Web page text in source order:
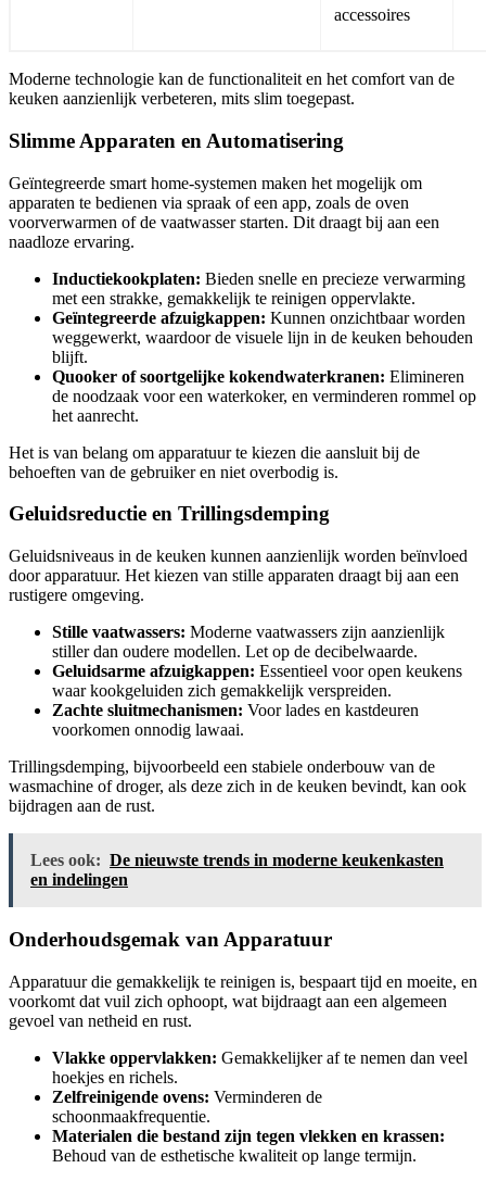
accessoires
Moderne technologie kan de functionaliteit en het comfort van de
keuken aanzienlijk verbeteren, mits slim toegepast.
Slimme Apparaten en Automatisering
Geïntegreerde smart home-systemen maken het mogelijk om
apparaten te bedienen via spraak of een app, zoals de oven
voorverwarmen of de vaatwasser starten. Dit draagt bij aan een
naadloze ervaring.
Inductiekookplaten: Bieden snelle en precieze verwarming
met een strakke, gemakkelijk te reinigen oppervlakte.
Geïntegreerde afzuigkappen: Kunnen onzichtbaar worden
weggewerkt, waardoor de visuele lijn in de keuken behouden
blijft.
Quooker of soortgelijke kokendwaterkranen: Elimineren
de noodzaak voor een waterkoker, en verminderen rommel op
het aanrecht.
Het is van belang om apparatuur te kiezen die aansluit bij de
behoeften van de gebruiker en niet overbodig is.
Geluidsreductie en Trillingsdemping
Geluidsniveaus in de keuken kunnen aanzienlijk worden beïnvloed
door apparatuur. Het kiezen van stille apparaten draagt bij aan een
rustigere omgeving.
Stille vaatwassers: Moderne vaatwassers zijn aanzienlijk
stiller dan oudere modellen. Let op de decibelwaarde.
Geluidsarme afzuigkappen: Essentieel voor open keukens
waar kookgeluiden zich gemakkelijk verspreiden.
Zachte sluitmechanismen: Voor lades en kastdeuren
voorkomen onnodig lawaai.
Trillingsdemping, bijvoorbeeld een stabiele onderbouw van de
wasmachine of droger, als deze zich in de keuken bevindt, kan ook
bijdragen aan de rust.
Lees ook: De nieuwste trends in moderne keukenkasten
en indelingen
Onderhoudsgemak van Apparatuur
Apparatuur die gemakkelijk te reinigen is, bespaart tijd en moeite, en
voorkomt dat vuil zich ophoopt, wat bijdraagt aan een algemeen
gevoel van netheid en rust.
Vlakke oppervlakken: Gemakkelijker af te nemen dan veel
hoekjes en richels.
Zelfreinigende ovens: Verminderen de
schoonmaakfrequentie.
Materialen die bestand zijn tegen vlekken en krassen:
Behoud van de esthetische kwaliteit op lange termijn.